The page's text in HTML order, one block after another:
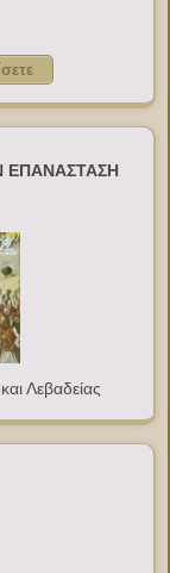
ΕΠΑΝΑΣΤΑΣΗ
Λεβαδείας